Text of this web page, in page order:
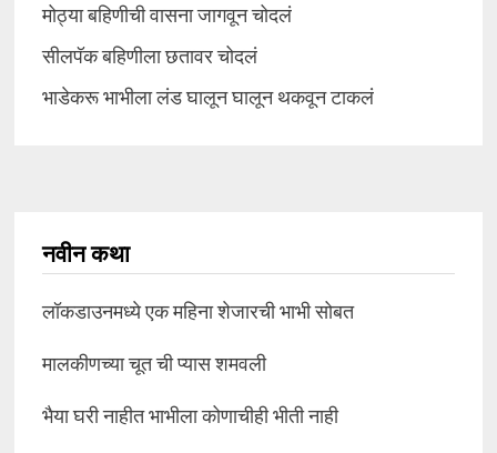
मोठ्या बहिणीची वासना जागवून चोदलं
सीलपॅक बहिणीला छतावर चोदलं
भाडेकरू भाभीला लंड घालून घालून थकवून टाकलं
नवीन कथा
लॉकडाउनमध्ये एक महिना शेजारची भाभी सोबत
मालकीणच्या चूत ची प्यास शमवली
भैया घरी नाहीत भाभीला कोणाचीही भीती नाही